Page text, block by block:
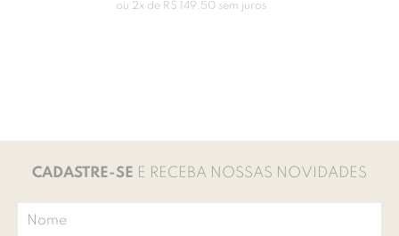
ou 2x de R$ 149 50sem juros
CADASTRE-SE E RECEBA NOSSAS NOVIDADES